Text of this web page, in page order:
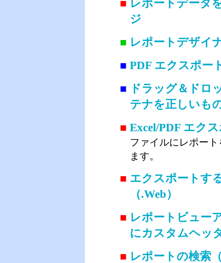
■ レポートデータ
ジ
■ レポートデザイ
■ PDF エクスポー
■ ドラッグ＆ドロ
テナを正しいも
■ Excel/PDF エク
ファイルにレポー
ます。
■ エクスポートす
（.Web）
■ レポートビュー
にカスタムヘッ
■ レポートの検索